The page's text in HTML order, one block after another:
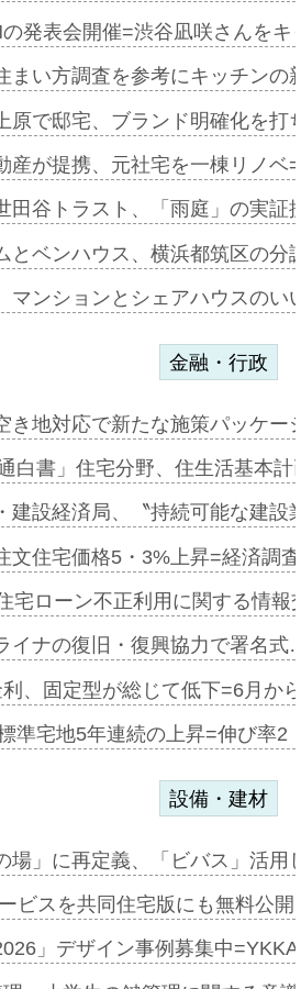
発表会開催=渋谷凪咲さんを
まい方調査を参考にキッチン
原で邸宅、ブランド明確化を
産が提携、元社宅を一棟リノ
田谷トラスト、「雨庭」の実
とベンハウス、横浜都筑区の
マンションとシェアハウスの
金融・行政
き地対応で新たな施策パッケ
白書」住宅分野、住生活基本
建設経済局、〝持続可能な建
文住宅価格5・3%上昇=経済調
宅ローン不正利用に関する情
イナの復旧・復興協力で署名
、固定型が総じて低下=6月か
準宅地5年連続の上昇=伸び率
設備・建材
場」に再定義、「ビバス」活
ビスを共同住宅版にも無料公
」デザイン事例募集中